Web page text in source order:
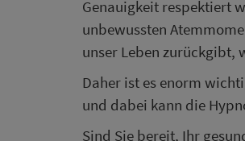
Genauigkeit respektiert
unbewussten
unser Leben zurückgibt,
Daher ist es enorm
und dabei kann die
Sind Sie bereit, Ihr